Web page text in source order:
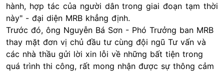
hành, hợp tác của người dân trong giai đoạn tạm thời
này" - đại diện MRB khẳng định.
Trước đó, ông Nguyễn Bá Sơn - Phó Trưởng ban MRB
thay mặt đơn vị chủ đầu tư cùng đội ngũ Tư vấn và
các nhà thầu gửi lời xin lỗi về những bất tiện trong
quá trình thi công, rất mong nhận được sự thông cảm